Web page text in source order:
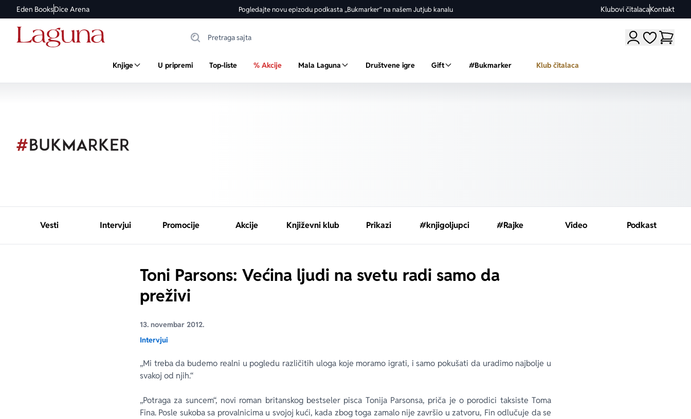
Eden BooksDice Arena Pogledajte novu epizodu podkasta „Bukmarker“ na našem Jutjub kanalu Klubovi čitalacaKontakt
Moji omiljeni
Knjige U pripremi Top-liste % Akcije Mala Laguna Društvene igre Gift #Bukmarker Klub čitalaca
Vesti Intervjui Promocije Akcije Književni klub Prikazi #knjigoljupci #Rajke Video Podkast
Toni Parsons: Većina ljudi na svetu radi samo da
preživi
13. novembar 2012.
Intervjui
„Mi treba da budemo realni u pogledu različitih uloga koje moramo igrati, i samo pokušati da uradimo najbolje u
svakoj od njih.“
„Potraga za suncem“, novi roman britanskog bestseler pisca Tonija Parsonsa, priča je o porodici taksiste Toma
Fina. Posle sukoba sa provalnicima u svojoj kući, kada zbog toga zamalo nije završio u zatvoru, Fin odlučuje da se